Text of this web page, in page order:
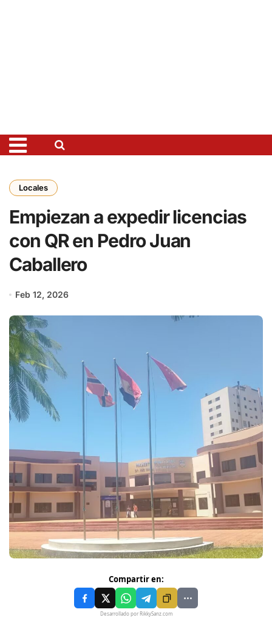
Locales
Empiezan a expedir licencias
con QR en Pedro Juan
Caballero
Feb 12, 2026
Compartir en:
Desarrollado por RikkySanz.com